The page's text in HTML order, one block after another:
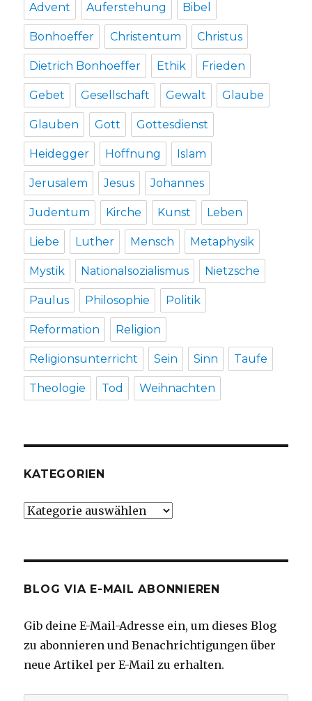
Advent Auferstehung Bibel
Bonhoeffer Christentum Christus
Dietrich Bonhoeffer Ethik Frieden
Gebet Gesellschaft Gewalt Glaube
Glauben Gott Gottesdienst
Heidegger Hoffnung Islam
Jerusalem Jesus Johannes
Judentum Kirche Kunst Leben
Liebe Luther Mensch Metaphysik
Mystik Nationalsozialismus Nietzsche
Paulus Philosophie Politik
Reformation Religion
Religionsunterricht Sein Sinn Taufe
Theologie Tod Weihnachten
KATEGORIEN
Kategorien
BLOG VIA E-MAIL ABONNIEREN
Gib deine E-Mail-Adresse ein, um dieses Blog
zu abonnieren und Benachrichtigungen über
neue Artikel per E-Mail zu erhalten.